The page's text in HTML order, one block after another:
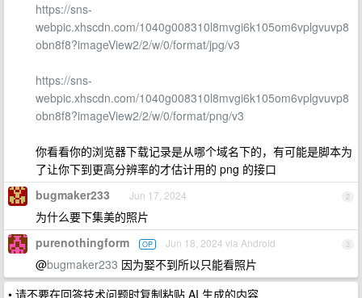
https://sns-
webpic.xhscdn.com/1040g008310l8mvgi6k105om6vplgvuvp8
obn8f8?imageView2/2/w/0/format/jpg/v3
https://sns-
webpic.xhscdn.com/1040g008310l8mvgi6k105om6vplgvuvp8
obn8f8?imageView2/2/w/0/format/png/v3
你看看你的浏览器下载记录是从哪个域名下的，有可能是脚本为
了让你下到更高分辨率的才估计用的 png 的接口
2
bugmaker233 Jun 17, 2024
为什么要下集美的照片
3
purenothingform OP Jun 18, 2024 via Android
@bugmaker233 因为娶不到所以只能看照片
• 请不要在回答技术问题时复制粘贴 AI 生成的内容